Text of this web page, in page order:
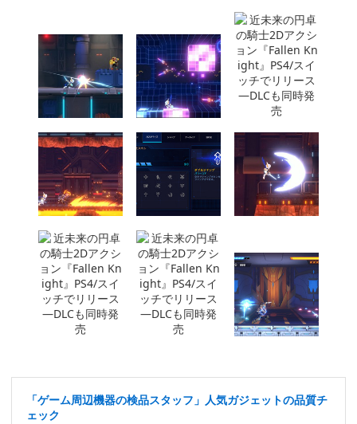
「ゲーム周辺機器の検品スタッフ」人気ガジェットの品質チ
ェック